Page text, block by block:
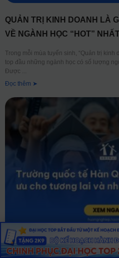
QUẢN TRỊ KINH DOANH LÀ
VỀ NGÀNH HỌC “HOT”
Trong mỗi mùa tuyển sinh, “Quản trị kinh
top đầu những ngành học có số lượng
Được
Đọc thêm ➤